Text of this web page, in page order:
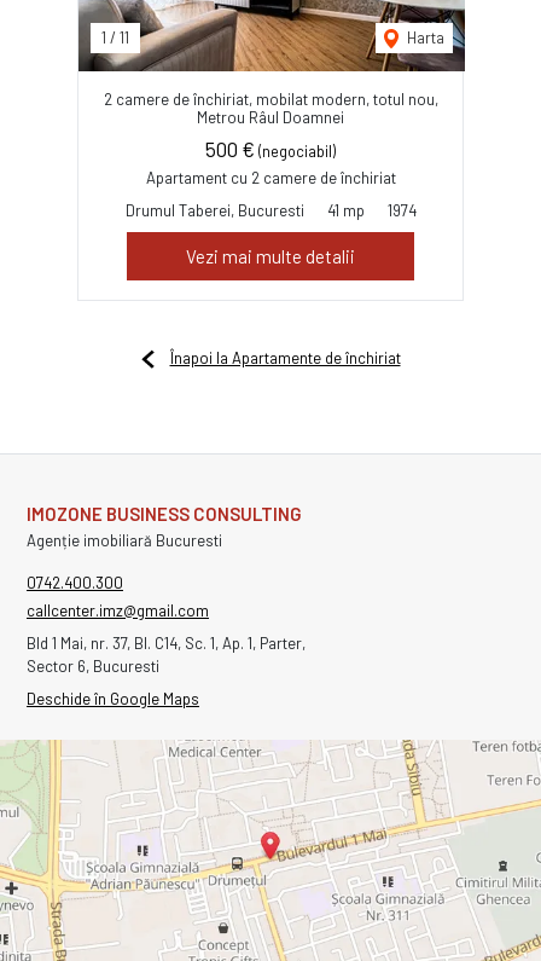
1 / 11 Harta
2 camere de închiriat, mobilat modern, totul nou,
Metrou Râul Doamnei
500 € (negociabil)
Apartament cu 2 camere de închiriat
Drumul Taberei, Bucuresti
41 mp 1974
Vezi mai multe detalii
Înapoi la Apartamente de închiriat
IMOZONE BUSINESS CONSULTING
Agenție imobiliară Bucuresti
0742.400.300
callcenter.imz@gmail.com
Bld 1 Mai, nr. 37, Bl. C14, Sc. 1, Ap. 1, Parter,
Sector 6, Bucuresti
Deschide în Google Maps